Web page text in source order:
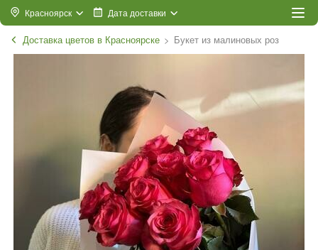
Красноярск Дата доставки
Доставка цветов в Красноярске Букет из малиновых роз